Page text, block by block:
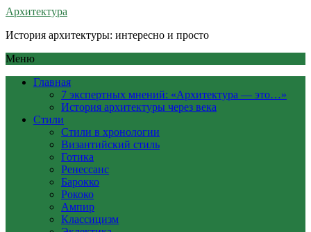
Архитектура
История архитектуры: интересно и просто
Меню
Главная
7 экспертных мнений: «Архитектура — это…»
История архитектуры через века
Стили
Стили в хронологии
Византийский стиль
Готика
Ренессанс
Барокко
Рококо
Ампир
Классицизм